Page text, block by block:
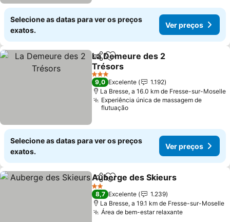
Selecione as datas para ver os preços
exatos.
Ver preços
PartilharAdicionar aos favoritos
La Demeure des 2
Trésors
3 Estrelas
9,0 Excelente
1.192
La Bresse, a 16.0 km de Fresse-sur-Moselle
Experiência única de massagem de
flutuação
Selecione as datas para ver os preços
exatos.
Ver preços
PartilharAdicionar aos favoritos
Auberge des Skieurs
2 Estrelas
8,7 Excelente
1.239
La Bresse, a 19.1 km de Fresse-sur-Moselle
Área de bem-estar relaxante